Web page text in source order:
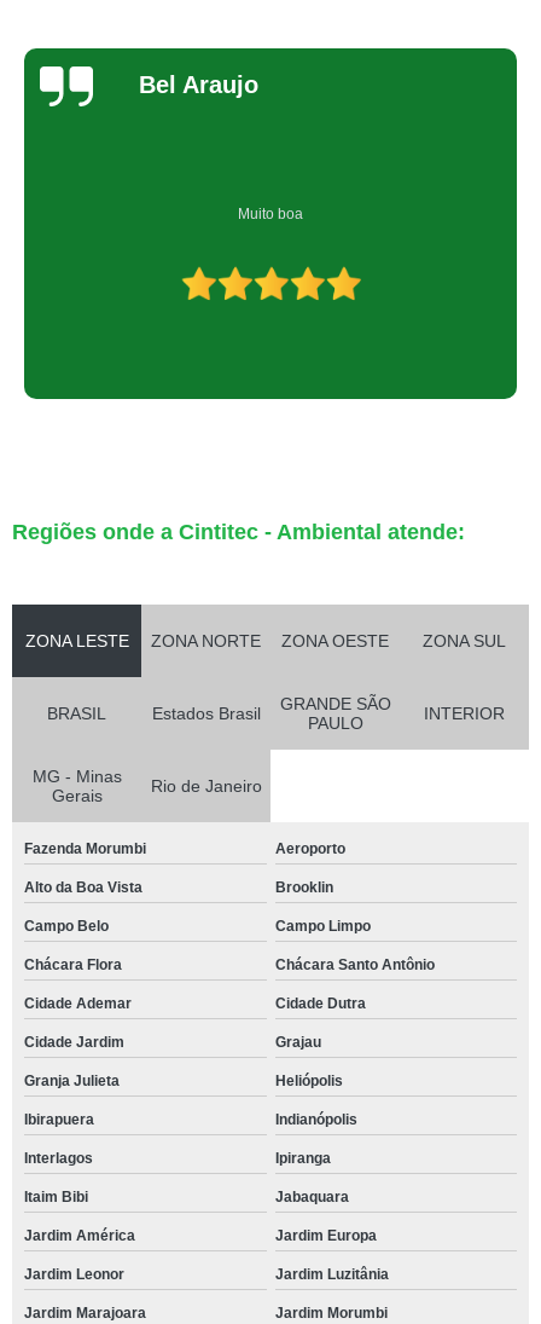
Bel Araujo
Muito boa
Regiões onde a Cintitec - Ambiental atende:
ZONA LESTE ZONA NORTE ZONA OESTE ZONA SUL
BRASIL Estados Brasil
GRANDE SÃO
PAULO
INTERIOR
MG - Minas
Gerais
Rio de Janeiro
Fazenda Morumbi Aeroporto
Alto da Boa Vista Brooklin
Campo Belo Campo Limpo
Chácara Flora Chácara Santo Antônio
Cidade Ademar Cidade Dutra
Cidade Jardim Grajau
Granja Julieta Heliópolis
Ibirapuera Indianópolis
Interlagos Ipiranga
Itaim Bibi Jabaquara
Jardim América Jardim Europa
Jardim Leonor Jardim Luzitânia
Jardim Marajoara Jardim Morumbi